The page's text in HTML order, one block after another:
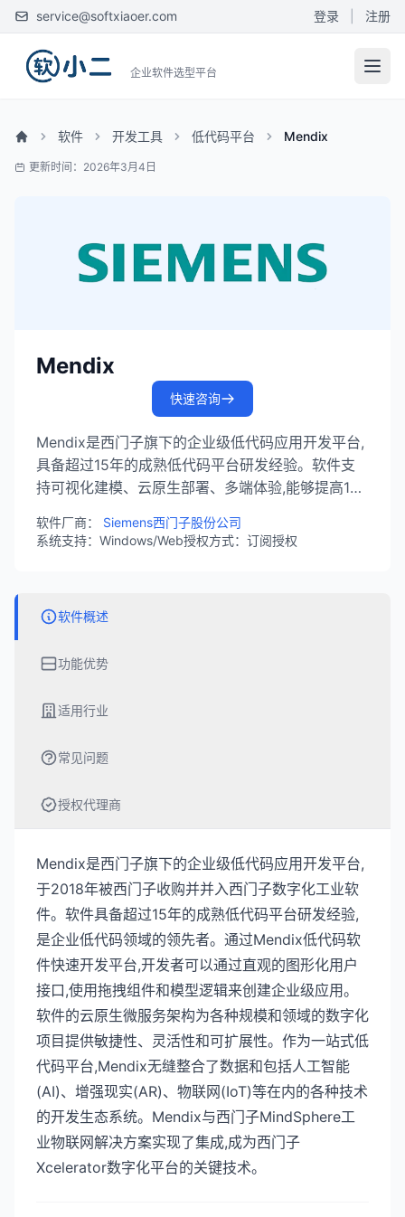
service@softxiaoer.com 登录 注册
企业软件选型平台
软件 开发工具 低代码平台 Mendix
更新时间：2026年3月4日
Mendix
快速咨询
Mendix是西门子旗下的企业级低代码应用开发平台,
具备超过15年的成熟低代码平台研发经验。软件支
持可视化建模、云原生部署、多端体验,能够提高10
软件厂商： Siemens西门子股份公司
系统支持：Windows/Web授权方式：订阅授权
软件概述
功能优势
适用行业
常见问题
授权代理商
Mendix是西门子旗下的企业级低代码应用开发平台,
于2018年被西门子收购并并入西门子数字化工业软
件。软件具备超过15年的成熟低代码平台研发经验,
是企业低代码领域的领先者。通过Mendix低代码软
件快速开发平台,开发者可以通过直观的图形化用户
接口,使用拖拽组件和模型逻辑来创建企业级应用。
软件的云原生微服务架构为各种规模和领域的数字化
项目提供敏捷性、灵活性和可扩展性。作为一站式低
代码平台,Mendix无缝整合了数据和包括人工智能
(AI)、增强现实(AR)、物联网(IoT)等在内的各种技术
的开发生态系统。Mendix与西门子MindSphere工
业物联网解决方案实现了集成,成为西门子
Xcelerator数字化平台的关键技术。